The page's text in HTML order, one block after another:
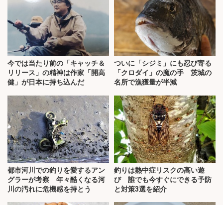
今では当たり前の「キャッチ＆
リリース」の精神は作家「開高
健」が日本に持ち込んだ
ついに「シジミ」にも忍び寄る
「クロダイ」の魔の手 茨城の
名所で漁獲量が半減
都市河川での釣りを愛するアン
グラーが考察 年々酷くなる河
川の汚れに危機感を持とう
釣りは熱中症リスクの高い遊
び 誰でも今すぐにできる予防
と対策3選を紹介